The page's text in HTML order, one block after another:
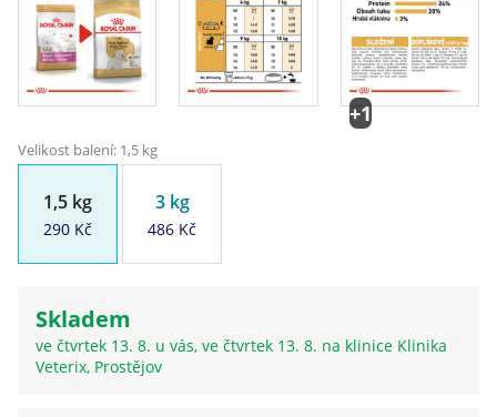
+1
Velikost balení: 1,5 kg
1,5 kg
290 Kč
3 kg
486 Kč
Skladem
ve čtvrtek 13. 8. u vás, ve čtvrtek 13. 8. na klinice Klinika
Veterix, Prostějov